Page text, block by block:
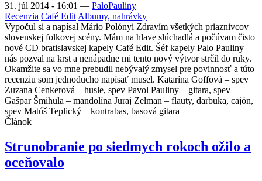
31. júl 2014 - 16:01 — PaloPauliny
Recenzia Café Edit Albumy, nahrávky
Vypočul si a napísal Mário Polónyi Zdravím všetkých priaznivcov
slovenskej folkovej scény. Mám na hlave slúchadlá a počúvam čisto
nové CD bratislavskej kapely Café Edit. Šéf kapely Palo Pauliny
nás pozval na krst a nenápadne mi tento nový výtvor strčil do ruky.
Okamžite sa vo mne prebudil nebývalý zmysel pre povinnosť a túto
recenziu som jednoducho napísať musel. Katarína Goffová – spev
Zuzana Cenkerová – husle, spev Pavol Pauliny – gitara, spev
Gašpar Šmihula – mandolína Juraj Zelman – flauty, darbuka, cajón,
spev Matúš Teplický – kontrabas, basová gitara
Článok
Strunobranie po siedmych rokoch ožilo a
oceňovalo